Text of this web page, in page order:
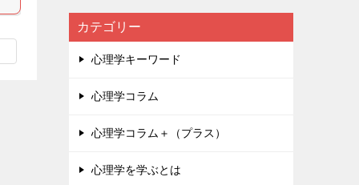
カテゴリー
心理学キーワード
心理学コラム
心理学コラム＋（プラス）
心理学を学ぶとは